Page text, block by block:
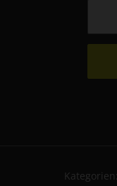
Kategorien: